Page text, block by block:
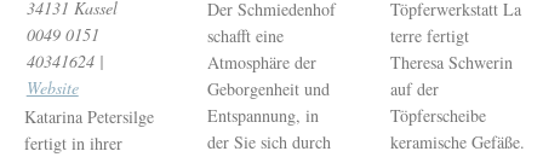
34131 Kassel
0049 0151
40341624 |
Website
Katarina Petersilge
fertigt in ihrer
Der Schmiedenhof
schafft eine
Atmosphäre der
Geborgenheit und
Entspannung, in
der Sie sich durch
Töpferwerkstatt La
terre fertigt
Theresa Schwerin
auf der
Töpferscheibe
keramische Gefäße.